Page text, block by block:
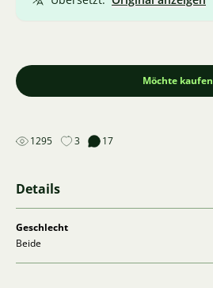
Möchte kaufen
1295 3 17
Details
Geschlecht
Beide